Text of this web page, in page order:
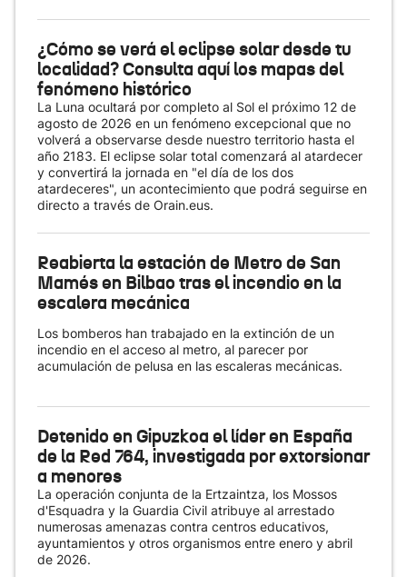
¿Cómo se verá el eclipse solar desde tu
localidad? Consulta aquí los mapas del
fenómeno histórico
La Luna ocultará por completo al Sol el próximo 12 de
agosto de 2026 en un fenómeno excepcional que no
volverá a observarse desde nuestro territorio hasta el
año 2183. El eclipse solar total comenzará al atardecer
y convertirá la jornada en "el día de los dos
atardeceres", un acontecimiento que podrá seguirse en
directo a través de Orain.eus.
Reabierta la estación de Metro de San
Mamés en Bilbao tras el incendio en la
escalera mecánica
Los bomberos han trabajado en la extinción de un
incendio en el acceso al metro, al parecer por
acumulación de pelusa en las escaleras mecánicas.
Detenido en Gipuzkoa el líder en España
de la Red 764, investigada por extorsionar
a menores
La operación conjunta de la Ertzaintza, los Mossos
d'Esquadra y la Guardia Civil atribuye al arrestado
numerosas amenazas contra centros educativos,
ayuntamientos y otros organismos entre enero y abril
de 2026.